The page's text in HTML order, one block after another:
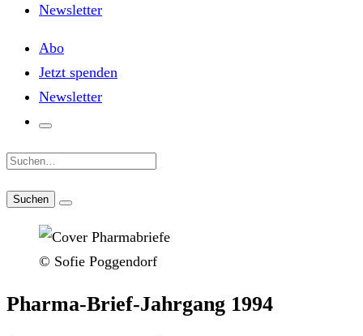
Newsletter
Abo
Jetzt spenden
Newsletter
Suche:
© Sofie Poggendorf
Pharma-Brief-Jahrgang 1994